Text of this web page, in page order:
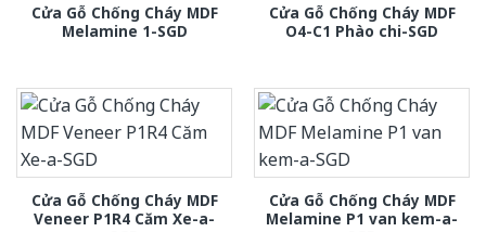
Cửa Gỗ Chống Cháy MDF
Melamine 1-SGD
Cửa Gỗ Chống Cháy MDF
O4-C1 Phào chi-SGD
Cửa Gỗ Chống Cháy MDF
Veneer P1R4 Căm Xe-a-
Cửa Gỗ Chống Cháy MDF
Melamine P1 van kem-a-